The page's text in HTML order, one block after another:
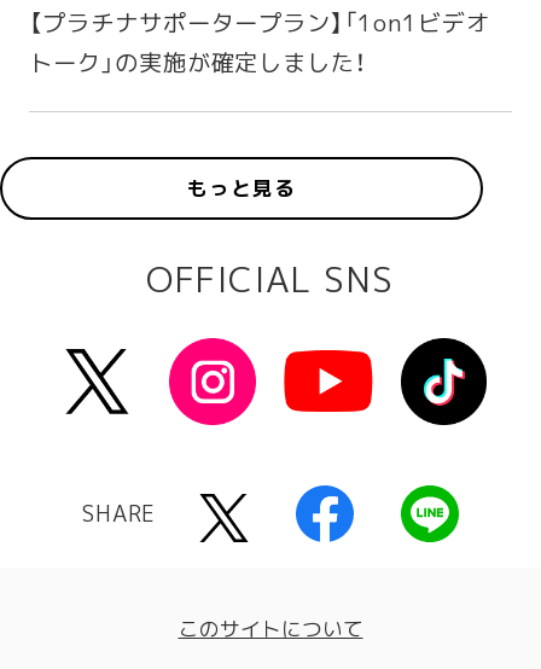
もっと見る
【プラチナサポータープラン】「1on1ビデオ
トーク」の実施が確定しました！
OFFICIAL SNS
SHARE
このサイトについて